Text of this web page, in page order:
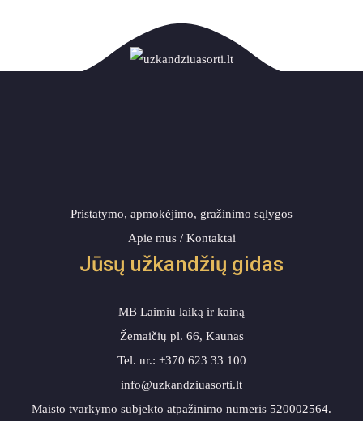
Pristatymo, apmokėjimo, gražinimo sąlygos
Apie mus / Kontaktai
Jūsų užkandžių gidas
MB Laimiu laiką ir kainą
Žemaičių pl. 66, Kaunas
Tel. nr.: +370 623 33 100
info@uzkandziuasorti.lt
Maisto tvarkymo subjekto atpažinimo numeris 520002564.